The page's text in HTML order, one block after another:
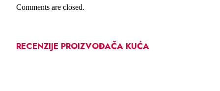
Comments are closed.
RECENZIJE PROIZVOĐAČA KUĆA